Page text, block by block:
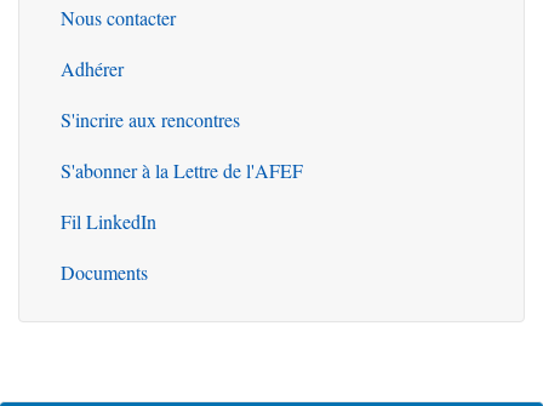
Outils
Nous contacter
Adhérer
S'incrire aux rencontres
S'abonner à la Lettre de l'AFEF
Fil LinkedIn
Documents